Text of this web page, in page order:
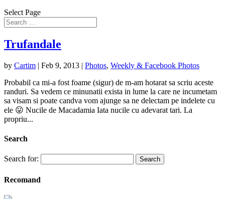
Select Page
Trufandale
by Cartim | Feb 9, 2013 | Photos, Weekly & Facebook Photos
Probabil ca mi-a fost foame (sigur) de m-am hotarat sa scriu aceste
randuri. Sa vedem ce minunatii exista in lume la care ne incumetam
sa visam si poate candva vom ajunge sa ne delectam pe indelete cu
ele 😛 Nucile de Macadamia Iata nucile cu adevarat tari. La
propriu...
Search
Search for:
Recomand